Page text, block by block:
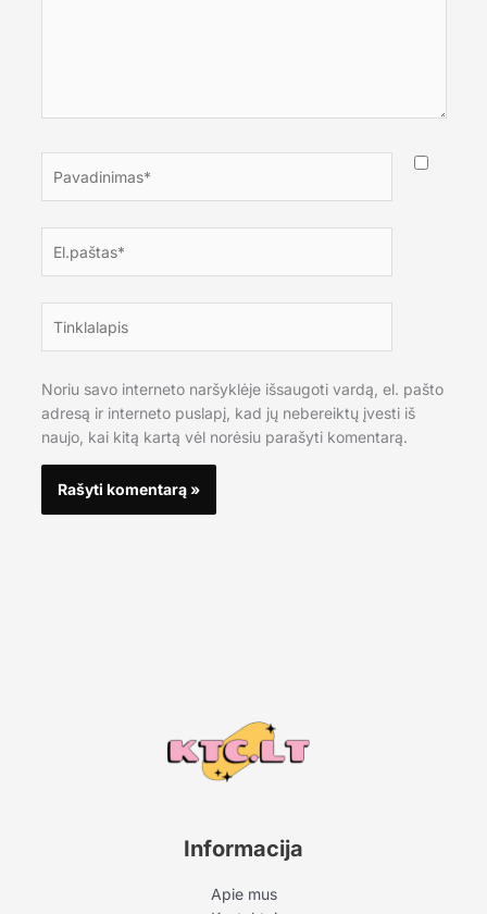
Noriu savo interneto naršyklėje išsaugoti vardą, el. pašto
adresą ir interneto puslapį, kad jų nebereiktų įvesti iš
naujo, kai kitą kartą vėl norėsiu parašyti komentarą.
Informacija
Apie mus